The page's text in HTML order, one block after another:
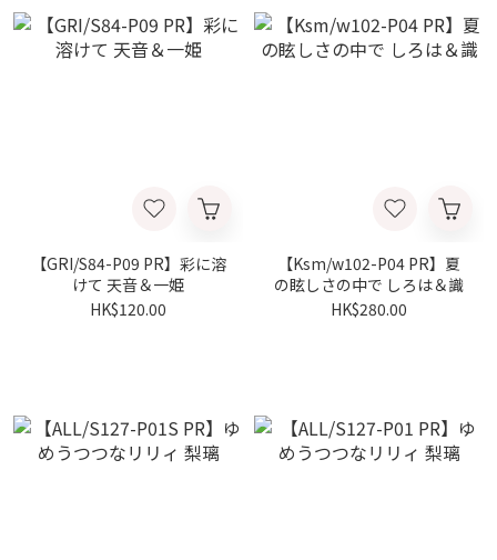
【GRI/S84-P09 PR】彩に溶
けて 天音＆一姫
HK$120.00
【Ksm/w102-P04 PR】夏
の眩しさの中で しろは＆識
HK$280.00